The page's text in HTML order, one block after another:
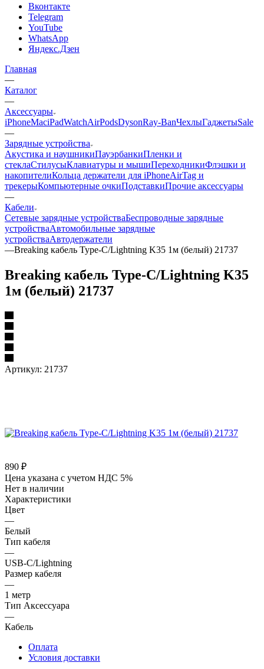
Вконтакте
Telegram
YouTube
WhatsApp
Яндекс.Дзен
Главная
—
Каталог
—
Аксессуары
iPhoneMaciPadWatchAirPodsDysonRay-BanЧехлыГаджетыSale
—
Зарядные устройства
Акустика и наушникиПауэрбанкиПленки и
стеклаСтилусыКлавиатуры и мышиПереходникиФлэшки и
накопителиКольца держатели для iPhoneAirTag и
трекерыКомпьютерные очкиПодставкиПрочие аксессуары
—
Кабели
Сетевые зарядные устройстваБеспроводные зарядные
устройстваАвтомобильные зарядные
устройстваАвтодержатели
—Breaking кабель Type-C/Lightning K35 1м (белый) 21737
Breaking кабель Type-C/Lightning K35
1м (белый) 21737
Артикул: 21737
890 ₽
Цена указана с учетом НДС 5%
Нет в наличии
Характеристики
Цвет
—
Белый
Тип кабеля
—
USB-C/Lightning
Размер кабеля
—
1 метр
Тип Аксессуара
—
Кабель
Оплата
Условия доставки